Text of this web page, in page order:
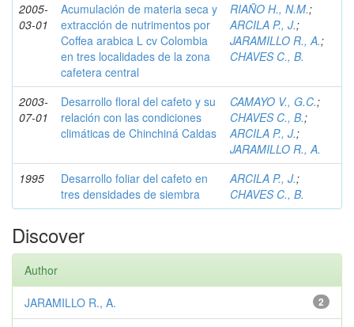
2005-
03-01
Acumulación de materia seca y
extracción de nutrimentos por
Coffea arabica L cv Colombia
en tres localidades de la zona
cafetera central
RIAÑO H., N.M.;
ARCILA P., J.;
JARAMILLO R., A.;
CHAVES C., B.
2003-
07-01
Desarrollo floral del cafeto y su
relación con las condiciones
climáticas de Chinchiná Caldas
CAMAYO V., G.C.;
CHAVES C., B.;
ARCILA P., J.;
JARAMILLO R., A.
1995
Desarrollo foliar del cafeto en
tres densidades de siembra
ARCILA P., J.;
CHAVES C., B.
Discover
Author
2
JARAMILLO R., A.